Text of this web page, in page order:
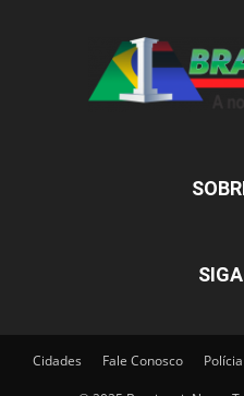
Cidades Fale Conosco Polícia